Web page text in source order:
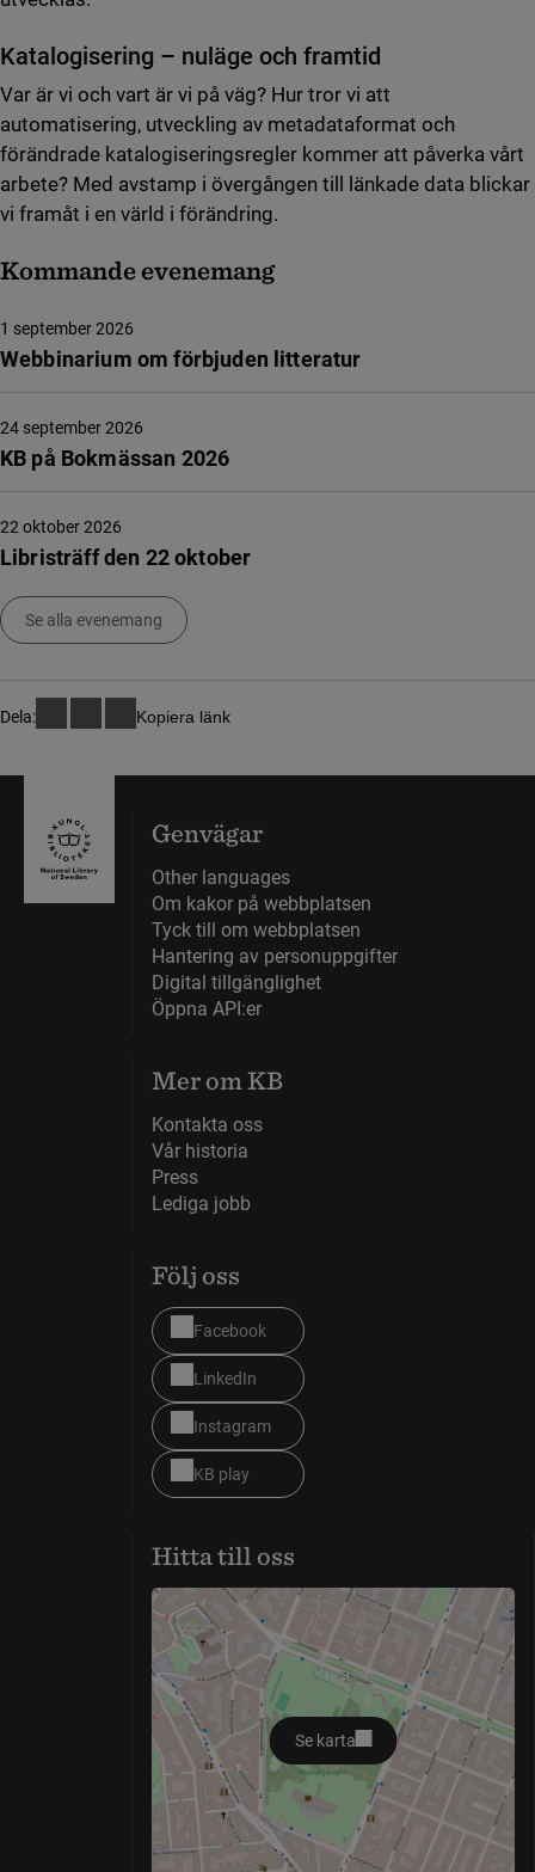
Katalogisering – nuläge och framtid
Var är vi och vart är vi på väg? Hur tror vi att
automatisering, utveckling av metadataformat och
förändrade katalogiseringsregler kommer att påverka vårt
arbete? Med avstamp i övergången till länkade data blickar
vi framåt i en värld i förändring.
Kommande evenemang
Webbinarium om förbjuden litteratur
1 september 2026
KB på Bokmässan 2026
24 september 2026
Libristräff den 22 oktober
22 oktober 2026
Se alla evenemang
Dela: Kopiera länk
Genvägar
Other languages
Om kakor på webbplatsen
Tyck till om webbplatsen
Hantering av personuppgifter
Digital tillgänglighet
Öppna API:er
Mer om KB
Kontakta oss
Vår historia
Press
Lediga jobb
Följ oss
Facebook
LinkedIn
Instagram
KB play
Hitta till oss
Se karta
öppnas i nytt fönster